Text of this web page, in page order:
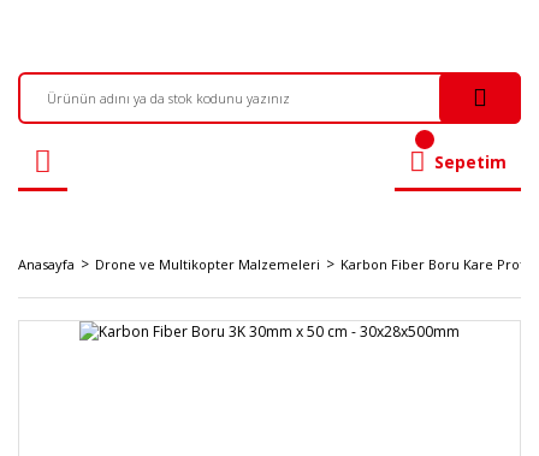
Sepetim
Anasayfa Drone ve Multikopter Malzemeleri Karbon Fiber Boru Kare Profil